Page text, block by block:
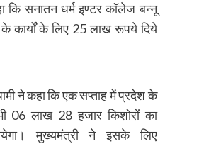
कि सनातन धर्म इण्टर कॉलेज बन्नू
के कार्यों के लिए 25 लाख रूपये दिये
ने कहा कि एक सप्ताह में प्रदेश के
06 लाख 28 हजार किशोरों का
मुख्यमंत्री ने इसके लिए